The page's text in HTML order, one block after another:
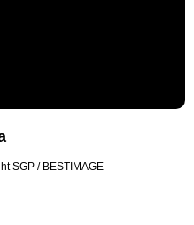
SGP / BESTIMAGE